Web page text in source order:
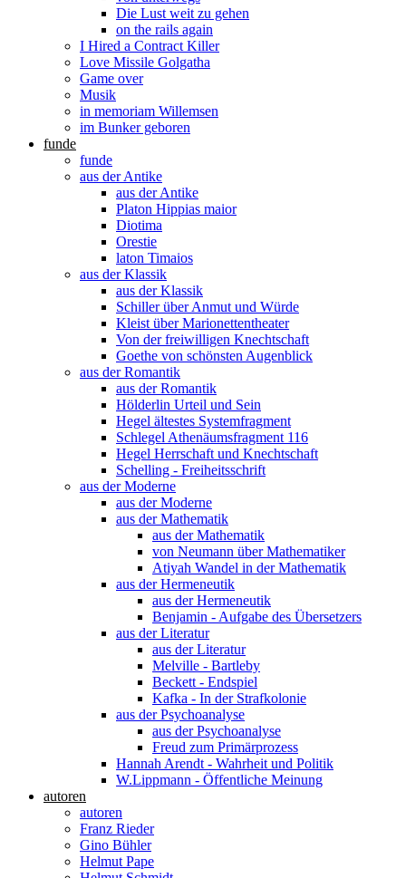
Die Lust weit zu gehen
on the rails again
I Hired a Contract Killer
Love Missile Golgatha
Game over
Musik
in memoriam Willemsen
im Bunker geboren
funde
funde
aus der Antike
aus der Antike
Platon Hippias maior
Diotima
Orestie
laton Timaios
aus der Klassik
aus der Klassik
Schiller über Anmut und Würde
Kleist über Marionettentheater
Von der freiwilligen Knechtschaft
Goethe von schönsten Augenblick
aus der Romantik
aus der Romantik
Hölderlin Urteil und Sein
Hegel ältestes Systemfragment
Schlegel Athenäumsfragment 116
Hegel Herrschaft und Knechtschaft
Schelling - Freiheitsschrift
aus der Moderne
aus der Moderne
aus der Mathematik
aus der Mathematik
von Neumann über Mathematiker
Atiyah Wandel in der Mathematik
aus der Hermeneutik
aus der Hermeneutik
Benjamin - Aufgabe des Übersetzers
aus der Literatur
aus der Literatur
Melville - Bartleby
Beckett - Endspiel
Kafka - In der Strafkolonie
aus der Psychoanalyse
aus der Psychoanalyse
Freud zum Primärprozess
Hannah Arendt - Wahrheit und Politik
W.Lippmann - Öffentliche Meinung
autoren
autoren
Franz Rieder
Gino Bühler
Helmut Pape